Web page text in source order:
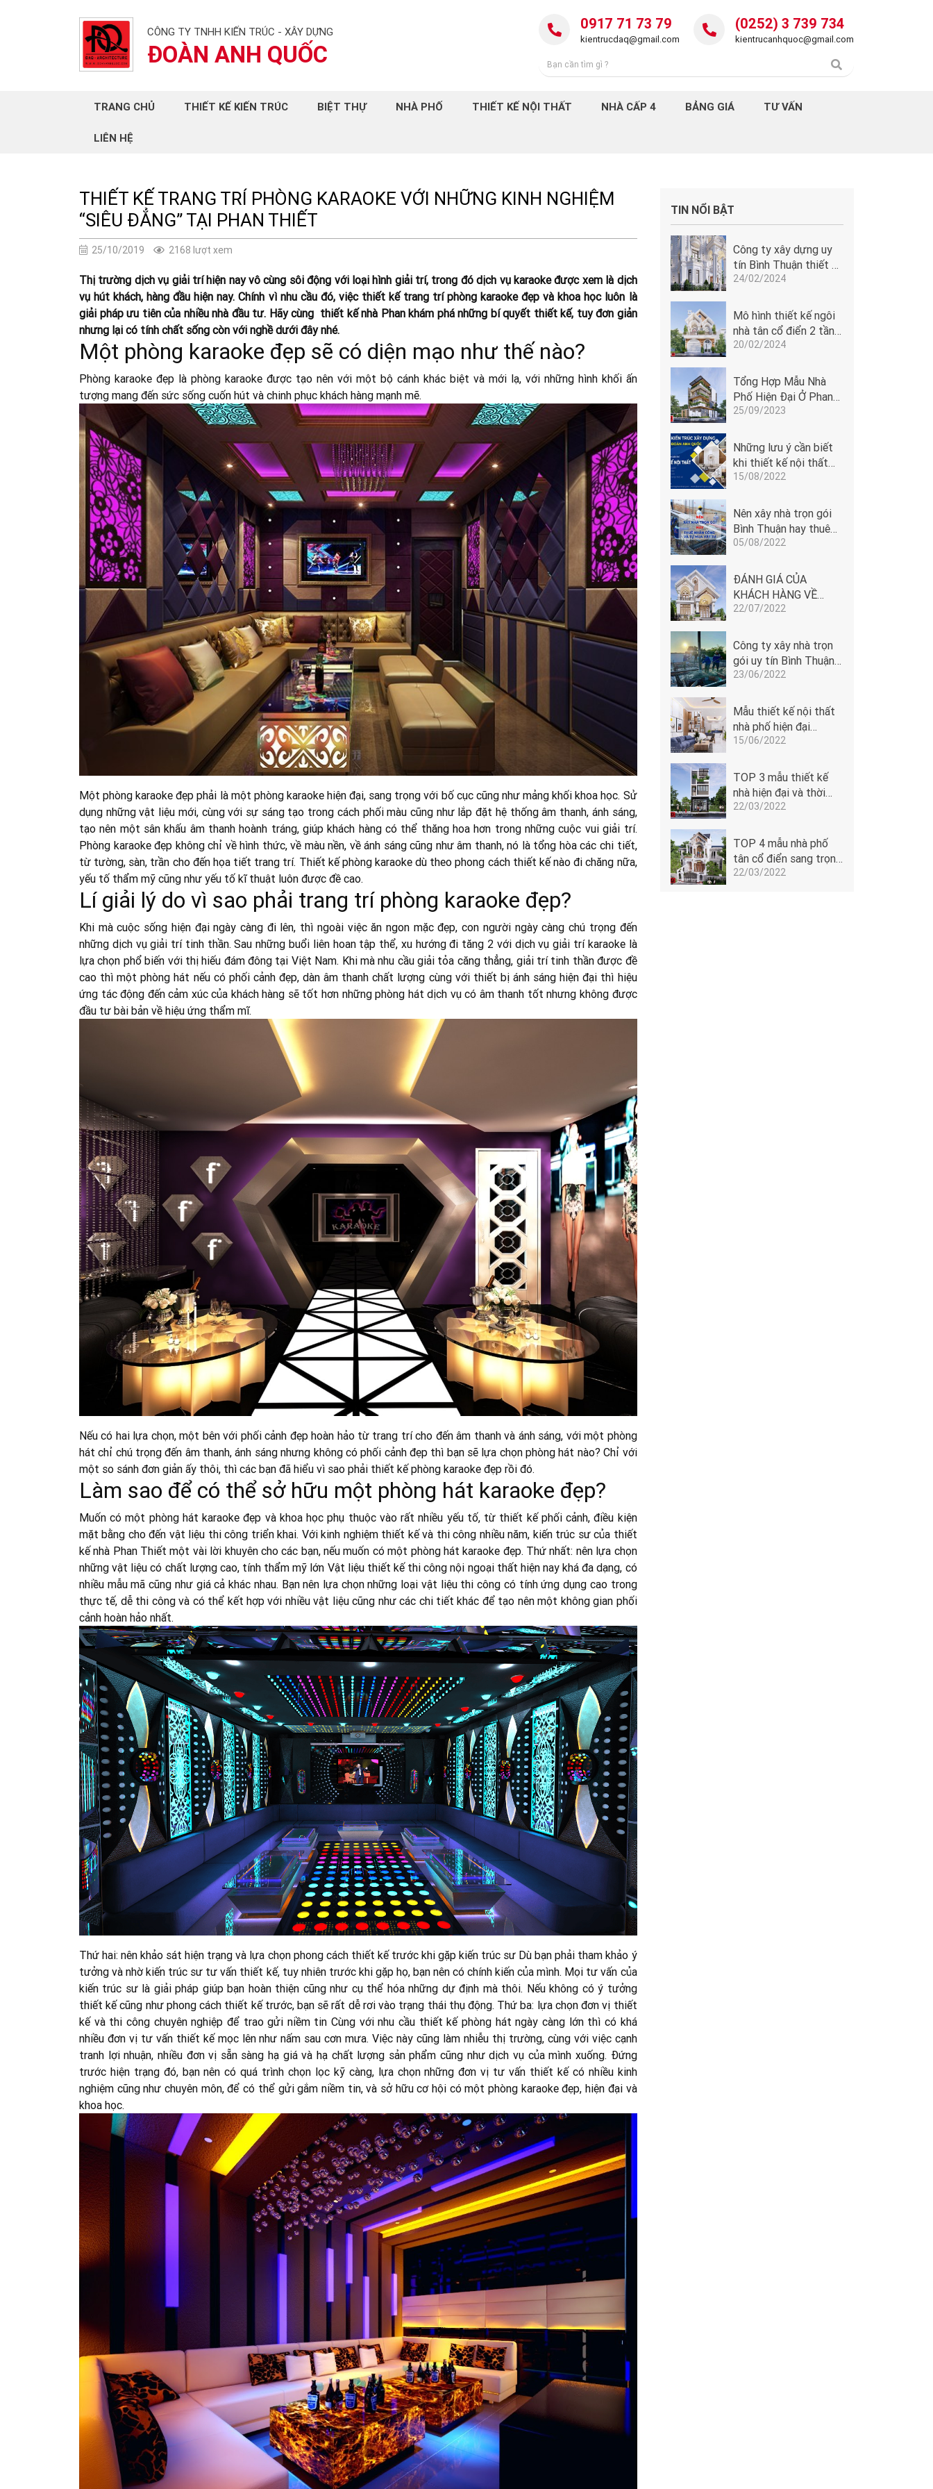
CÔNG TY TNHH KIẾN TRÚC - XÂY DỰNG
ĐOÀN ANH QUỐC
0917 71 73 79
kientrucdaq@gmail.com
(0252) 3 739 734
kientrucanhquoc@gmail.com
TRANG CHỦ THIẾT KẾ KIẾN TRÚC BIỆT THỰ NHÀ PHỐ THIẾT KẾ NỘI THẤT NHÀ CẤP 4 BẢNG GIÁ TƯ VẤN
LIÊN HỆ
THIẾT KẾ TRANG TRÍ PHÒNG KARAOKE VỚI NHỮNG KINH NGHIỆM
“SIÊU ĐẲNG” TẠI PHAN THIẾT
25/10/2019 2168 lượt xem
Thị trường dịch vụ giải trí hiện nay vô cùng sôi động với loại hình giải trí, trong đó dịch vụ karaoke được xem là dịch
vụ hút khách, hàng đầu hiện nay. Chính vì nhu cầu đó, việc thiết kế trang trí phòng karaoke đẹp và khoa học luôn là
giải pháp ưu tiên của nhiều nhà đầu tư. Hãy cùng thiết kế nhà Phan khám phá những bí quyết thiết kế, tuy đơn giản
nhưng lại có tính chất sống còn với nghề dưới đây nhé.
Một phòng karaoke đẹp sẽ có diện mạo như thế nào?
Phòng karaoke đẹp là phòng karaoke được tạo nên với một bộ cánh khác biệt và mới lạ, với những hình khối ấn
tượng mang đến sức sống cuốn hút và chinh phục khách hàng mạnh mẽ.
Một phòng karaoke đẹp phải là một phòng karaoke hiện đại, sang trọng với bố cục cũng như mảng khối khoa học. Sử
dụng những vật liệu mới, cùng với sự sáng tạo trong cách phối màu cũng như lắp đặt hệ thống âm thanh, ánh sáng,
tạo nên một sân khấu âm thanh hoành tráng, giúp khách hàng có thể thăng hoa hơn trong những cuộc vui giải trí.
Phòng karaoke đẹp không chỉ về hình thức, về màu nền, về ánh sáng cũng như âm thanh, nó là tổng hòa các chi tiết,
từ tường, sàn, trần cho đến họa tiết trang trí. Thiết kế phòng karaoke dù theo phong cách thiết kế nào đi chăng nữa,
yếu tố thẩm mỹ cũng như yếu tố kĩ thuật luôn được đề cao.
Lí giải lý do vì sao phải trang trí phòng karaoke đẹp?
Khi mà cuộc sống hiện đại ngày càng đi lên, thì ngoài việc ăn ngon mặc đẹp, con người ngày càng chú trọng đến
những dịch vụ giải trí tinh thần. Sau những buổi liên hoan tập thể, xu hướng đi tăng 2 với dịch vụ giải trí karaoke là
lựa chọn phổ biến với thị hiếu đám đông tại Việt Nam. Khi mà nhu cầu giải tỏa căng thẳng, giải trí tinh thần được đề
cao thì một phòng hát nếu có phối cảnh đẹp, dàn âm thanh chất lượng cùng với thiết bị ánh sáng hiện đại thì hiệu
ứng tác động đến cảm xúc của khách hàng sẽ tốt hơn những phòng hát dịch vụ có âm thanh tốt nhưng không được
đầu tư bài bản về hiệu ứng thẩm mĩ.
Nếu có hai lựa chọn, một bên với phối cảnh đẹp hoàn hảo từ trang trí cho đến âm thanh và ánh sáng, với một phòng
hát chỉ chú trọng đến âm thanh, ánh sáng nhưng không có phối cảnh đẹp thì bạn sẽ lựa chọn phòng hát nào? Chỉ với
một so sánh đơn giản ấy thôi, thì các bạn đã hiểu vì sao phải thiết kế phòng karaoke đẹp rồi đó.
Làm sao để có thể sở hữu một phòng hát karaoke đẹp?
Muốn có một phòng hát karaoke đẹp và khoa học phụ thuộc vào rất nhiều yếu tố, từ thiết kế phối cảnh, điều kiện
mặt bằng cho đến vật liệu thi công triển khai. Với kinh nghiệm thiết kế và thi công nhiều năm, kiến trúc sư của thiết
kế nhà Phan Thiết một vài lời khuyên cho các bạn, nếu muốn có một phòng hát karaoke đẹp. Thứ nhất: nên lựa chọn
những vật liệu có chất lượng cao, tính thẩm mỹ lớn Vật liệu thiết kế thi công nội ngoại thất hiện nay khá đa dạng, có
nhiều mẫu mã cũng như giá cả khác nhau. Bạn nên lựa chọn những loại vật liệu thi công có tính ứng dụng cao trong
thực tế, dễ thi công và có thể kết hợp với nhiều vật liệu cũng như các chi tiết khác để tạo nên một không gian phối
cảnh hoàn hảo nhất.
Thứ hai: nên khảo sát hiện trạng và lựa chọn phong cách thiết kế trước khi gặp kiến trúc sư Dù bạn phải tham khảo ý
tưởng và nhờ kiến trúc sư tư vấn thiết kế, tuy nhiên trước khi gặp họ, bạn nên có chính kiến của mình. Mọi tư vấn của
kiến trúc sư là giải pháp giúp bạn hoàn thiện cũng như cụ thể hóa những dự định mà thôi. Nếu không có ý tưởng
thiết kế cũng như phong cách thiết kế trước, bạn sẽ rất dễ rơi vào trạng thái thụ động. Thứ ba: lựa chọn đơn vị thiết
kế và thi công chuyên nghiệp để trao gửi niềm tin Cùng với nhu cầu thiết kế phòng hát ngày càng lớn thì có khá
nhiều đơn vị tư vấn thiết kế mọc lên như nấm sau cơn mưa. Việc này cũng làm nhiễu thị trường, cùng với việc cạnh
tranh lợi nhuận, nhiều đơn vị sẵn sàng hạ giá và hạ chất lượng sản phẩm cũng như dịch vụ của mình xuống. Đứng
trước hiện trạng đó, bạn nên có quá trình chọn lọc kỹ càng, lựa chọn những đơn vị tư vấn thiết kế có nhiều kinh
nghiệm cũng như chuyên môn, để có thể gửi gắm niềm tin, và sở hữu cơ hội có một phòng karaoke đẹp, hiện đại và
khoa học.
TIN NỔI BẬT
Công ty xây dựng uy
tín Bình Thuận thiết kế
lâu đài tân cổ điển
Phan Thiết
24/02/2024
Mô hình thiết kế ngôi
nhà tân cổ điển 2 tầng
cửa vòm tại Phan
20/02/2024
Tổng Hợp Mẫu Nhà
Phố Hiện Đại Ở Phan
Thiết - Bình Thuận
25/09/2023
Những lưu ý cần biết
khi thiết kế nội thất
Phan Thiết
15/08/2022
Nên xây nhà trọn gói
Bình Thuận hay thuê
nhân công và tự mua
05/08/2022
ĐÁNH GIÁ CỦA
KHÁCH HÀNG VỀ
ĐOÀN ANH QUỐC
22/07/2022
Công ty xây nhà trọn
gói uy tín Bình Thuận -
Đoàn Anh Quốc
23/06/2022
Mẫu thiết kế nội thất
nhà phố hiện đại
5x14m của Đoàn Anh
1506
15/06/2022
TOP 3 mẫu thiết kế
nhà hiện đại và thời
thượng
22/03/2022
TOP 4 mẫu nhà phố
tân cổ điển sang trọng
dẫn đầu xu hướng
22/03/2022